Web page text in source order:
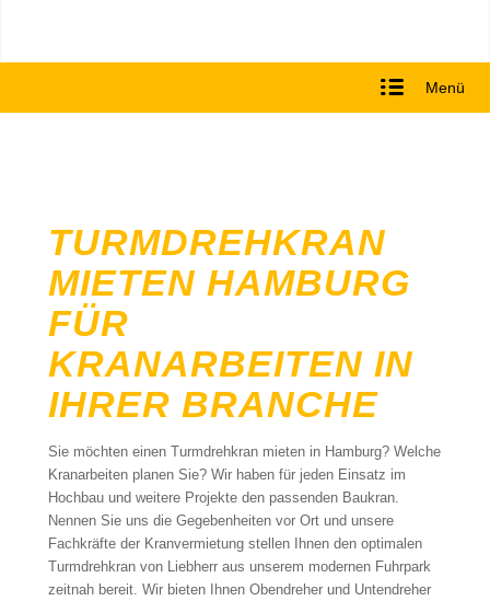
Menü
TURMDREHKRAN
MIETEN HAMBURG
FÜR
KRANARBEITEN IN
IHRER BRANCHE
Sie möchten einen Turmdrehkran mieten in Hamburg? Welche
Kranarbeiten planen Sie? Wir haben für jeden Einsatz im
Hochbau und weitere Projekte den passenden Baukran.
Nennen Sie uns die Gegebenheiten vor Ort und unsere
Fachkräfte der Kranvermietung stellen Ihnen den optimalen
Turmdrehkran von Liebherr aus unserem modernen Fuhrpark
zeitnah bereit. Wir bieten Ihnen Obendreher und Untendreher